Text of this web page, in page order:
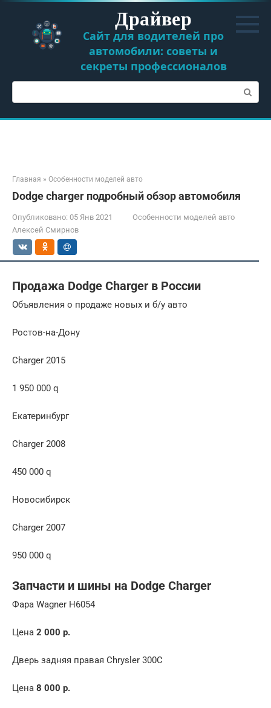
Перейти
контенту
Драйвер
Сайт для водителей про
автомобили: советы и
секреты профессионалов
Поиск:
Главная » Особенности моделей авто
Dodge charger подробный обзор автомобиля
Опубликовано: 05 Янв 2021
Особенности моделей авто
Алексей Смирнов
Продажа Dodge Charger в России
Объявления о продаже новых и б/у авто
Ростов-на-Дону
Charger 2015
1 950 000 q
Екатеринбург
Charger 2008
450 000 q
Новосибирск
Charger 2007
950 000 q
Запчасти и шины на Dodge Charger
Фара Wagner H6054
Цена 2 000 р.
Дверь задняя правая Chrysler 300C
Цена 8 000 р.